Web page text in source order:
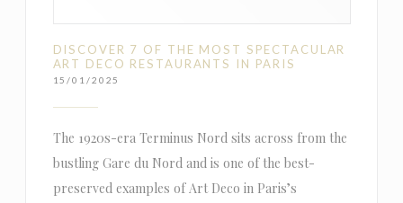
DISCOVER 7 OF THE MOST SPECTACULAR
ART DECO RESTAURANTS IN PARIS
15/01/2025
The 1920s-era Terminus Nord sits across from the
bustling Gare du Nord and is one of the best-
preserved examples of Art Deco in Paris’s